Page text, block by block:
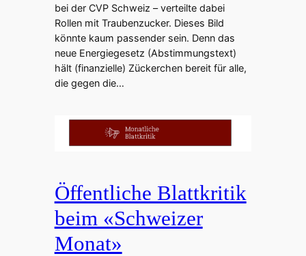
bei der CVP Schweiz – verteilte dabei
Rollen mit Traubenzucker. Dieses Bild
könnte kaum passender sein. Denn das
neue Energiegesetz (Abstimmungstext)
hält (finanzielle) Zückerchen bereit für alle,
die gegen die…
Öffentliche Blattkritik
beim «Schweizer
Monat»